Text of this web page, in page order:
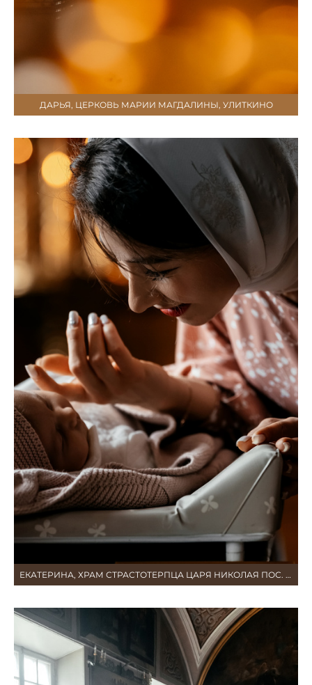
ДАРЬЯ, ЦЕРКОВЬ МАРИИ МАГДАЛИНЫ, УЛИТКИНО
ЕКАТЕРИНА, ХРАМ СТРАСТОТЕРПЦА ЦАРЯ НИКОЛАЯ ПОС. ЧКАЛОВСКИЙ